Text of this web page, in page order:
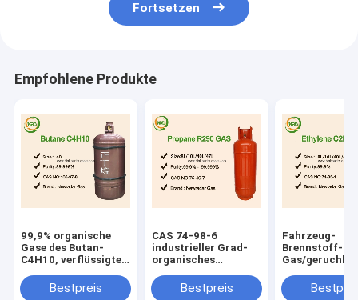
Fortsetzen
Empfohlene Produkte
99,9% organische
Gase des Butan-
C4H10, verflüssigte
SubstanzBestpreis
CAS 74-98-6
industrieller Grad-
organisches
hohes reines
Bestpreis
Fahrzeug-
Brennstoff-
Gas/
Elektron-Grad